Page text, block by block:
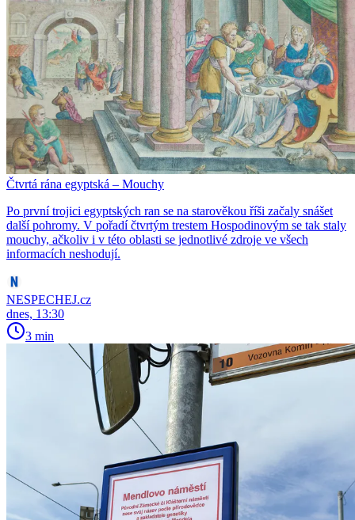
Čtvrtá rána egyptská – Mouchy
Po první trojici egyptských ran se na starověkou říši začaly snášet
další pohromy. V pořadí čtvrtým trestem Hospodinovým se tak staly
mouchy, ačkoliv i v této oblasti se jednotlivé zdroje ve všech
informacích neshodují.
NESPECHEJ.cz
dnes, 13:30
3 min